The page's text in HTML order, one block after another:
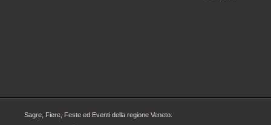
Sagre, Fiere, Feste ed Eventi della regione Veneto.